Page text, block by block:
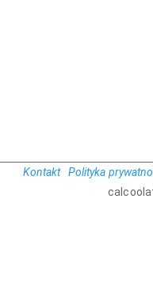
Kontakt Polityka